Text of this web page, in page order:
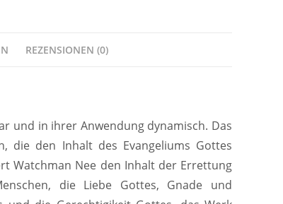
REZENSIONEN (0)
und in ihrer Anwendung dynamisch. Das
die den Inhalt des Evangeliums Gottes
Watchman Nee den Inhalt der Errettung
die Liebe Gottes, Gnade und